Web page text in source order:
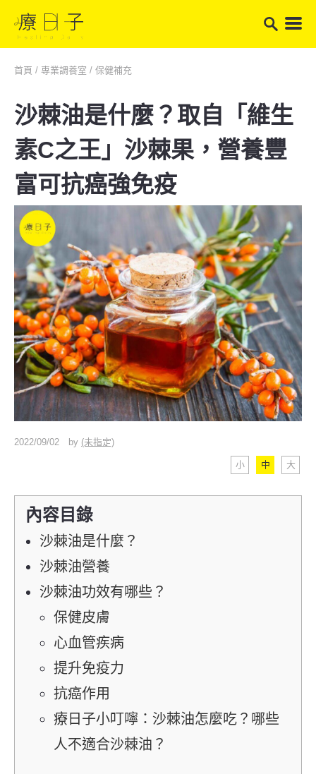
首頁 / 專業調養室 / 保健補充
沙棘油是什麼？取自「維生
素C之王」沙棘果，營養豐
富可抗癌強免疫
2022/09/02 by (未指定)
小 中 大
內容目錄
沙棘油是什麼？
沙棘油營養
沙棘油功效有哪些？
保健皮膚
心血管疾病
提升免疫力
抗癌作用
療日子小叮嚀：沙棘油怎麼吃？哪些
人不適合沙棘油？